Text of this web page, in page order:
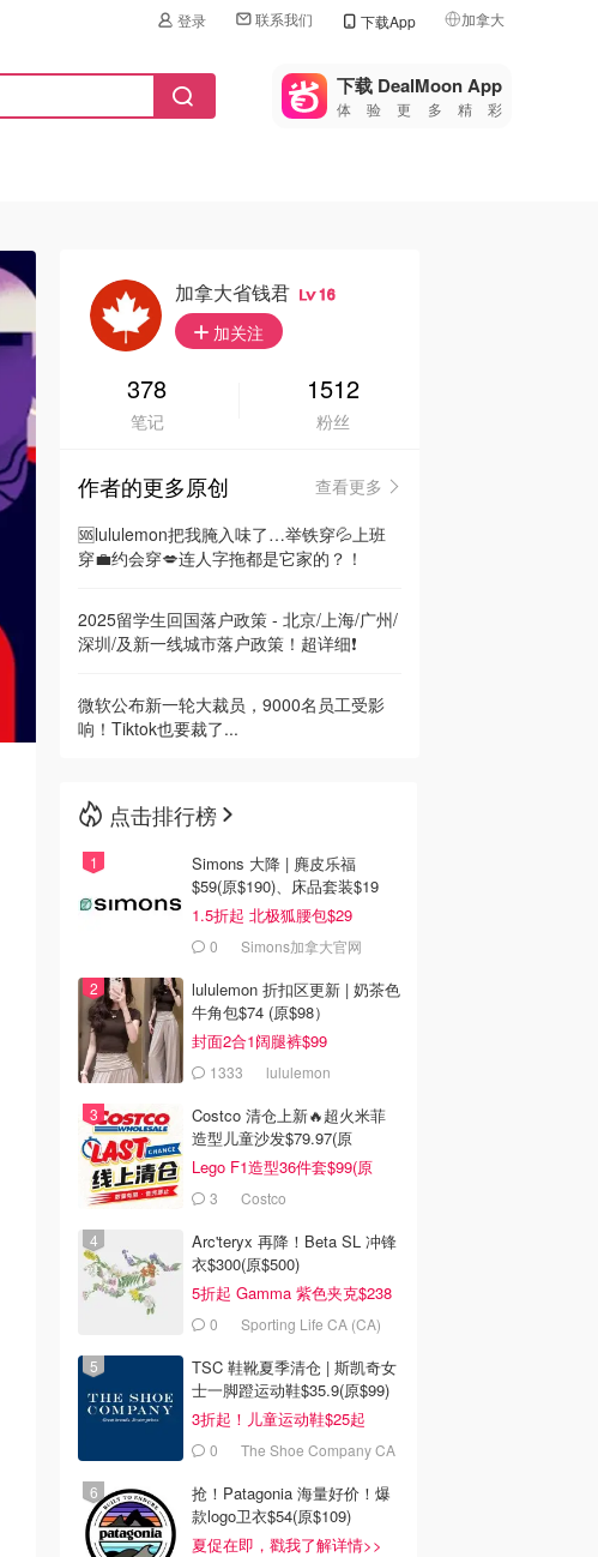
登录 联系我们 下载App 加拿大
🇺🇸
美国
🇨🇳中国
🇩🇪
🇮🇹
🇦🇺
🇳🇿新西兰
下载 DealMoon App
体验更多精彩
加拿大省钱君 16
加关注
378
笔记
1512
粉丝
作者的更多原创
查看更多
🆘lululemon把我腌入味了…举铁穿💦上班
穿💼约会穿💋连人字拖都是它家的？！
2025留学生回国落户政策 - 北京/上海/广州/
深圳/及新一线城市落户政策！超详细❗
微软公布新一轮大裁员，9000名员工受影
响！Tiktok也要裁了...
点击排行榜
Simons 大降 | 麂皮乐福
$59(原$190)、床品套装$19
1.5折起 北极狐腰包$29
0 Simons加拿大官网
lululemon 折扣区更新 | 奶茶色
牛角包$74 (原$98）
封面2合1阔腿裤$99
1333 lululemon
Costco 清仓上新🔥超火米菲
造型儿童沙发$79.97(原
$129.99)
Lego F1造型36件套$99(原
$159)
3 Costco
Arc'teryx 再降！Beta SL 冲锋
衣$300(原$500)
5折起 Gamma 紫色夹克$238
0 Sporting Life CA (CA)
TSC 鞋靴夏季清仓 | 斯凯奇女
士一脚蹬运动鞋$35.9(原$99)
3折起！儿童运动鞋$25起
0
The Shoe Company CA
抢！Patagonia 海量好价！爆
款logo卫衣$54(原$109)
夏促在即，戳我了解详情>>